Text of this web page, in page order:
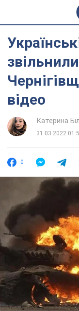
відео
Катерина
31.03.2022
0